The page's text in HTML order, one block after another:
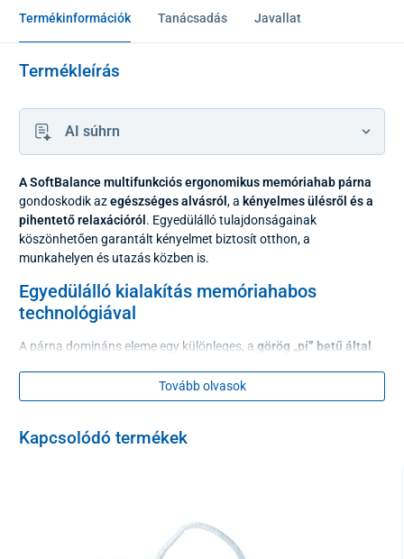
Termékinformációk Tanácsadás Javallat
Termékleírás
AI súhrn
A SoftBalance multifunkciós ergonomikus memóriahab párna
gondoskodik azegészséges alvásról, a kényelmes ülésről és a
pihentető relaxációról. Egyedülálló tulajdonságainak
köszönhetően garantált kényelmet biztosít otthon, a
munkahelyen és utazás közben is.
Egyedülálló kialakítás memóriahabos
technológiával
A párna domináns eleme egy különleges, a görög „pí” betű által
különböző helyzetekben és testhelyzetekben.
memóriahabmag gondoskodik, amely reagál a hőre és a
Tovább olvasok
Kapcsolódó termékek